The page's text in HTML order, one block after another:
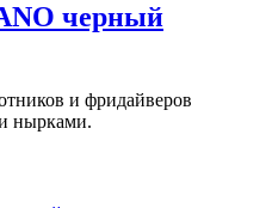
черный
и фридайверов
нырками.